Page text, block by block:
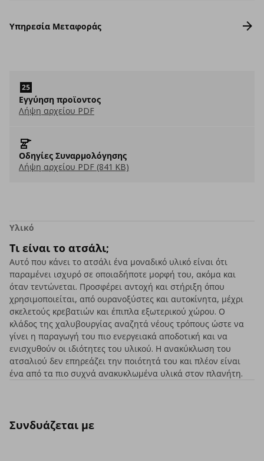
Υπηρεσία Μεταφοράς
Εγγύηση προϊοντος
Λήψη αρχείου PDF
Οδηγίες Συναρμολόγησης
Λήψη αρχείου PDF (841 KB)
Υλικό
Τι είναι το ατσάλι;
Αυτό που κάνει το ατσάλι ένα μοναδικό υλικό είναι ότι
παραμένει ισχυρό σε οποιαδήποτε μορφή του, ακόμα και
όταν τεντώνεται. Προσφέρει αντοχή και στήριξη όπου
χρησιμοποιείται, από ουρανοξύστες και αυτοκίνητα, μέχρι
σκελετούς κρεβατιών και έπιπλα εξωτερικού χώρου. Ο
κλάδος της χαλυβουργίας αναζητά νέους τρόπους ώστε να
γίνει η παραγωγή του πιο ενεργειακά αποδοτική και να
ενισχυθούν οι ιδιότητες του υλικού. Η ανακύκλωση του
ατσαλιού δεν επηρεάζει την ποιότητά του και πλέον είναι
ένα από τα πιο συχνά ανακυκλωμένα υλικά στον πλανήτη.
Συνδυάζεται με